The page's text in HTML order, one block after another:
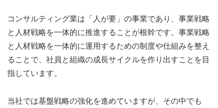
コンサルティング業は「人が要」の事業であり、事業戦略
と人材戦略を一体的に推進することが根幹です。事業戦略
と人材戦略を一体的に運用するための制度や仕組みを整え
ることで、社員と組織の成長サイクルを作り出すことを目
指しています。
当社では基盤戦略の強化を進めていますが、その中でも